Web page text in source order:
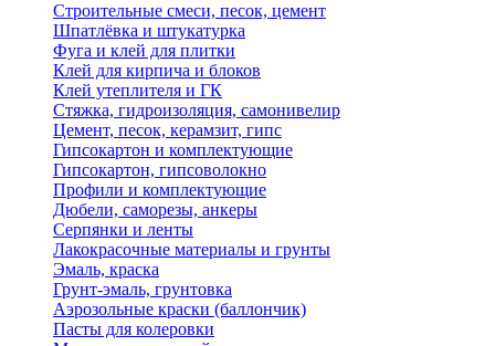
Строительные смеси, песок, цемент
Шпатлёвка и штукатурка
Фуга и клей для плитки
Клей для кирпича и блоков
Клей утеплителя и ГК
Стяжка, гидроизоляция, самонивелир
Цемент, песок, керамзит, гипс
Гипсокартон и комплектующие
Гипсокартон, гипсоволокно
Профили и комплектующие
Дюбели, саморезы, анкеры
Серпянки и ленты
Лакокрасочные материалы и грунты
Эмаль, краска
Грунт-эмаль, грунтовка
Аэрозольные краски (баллончик)
Пасты для колеровки